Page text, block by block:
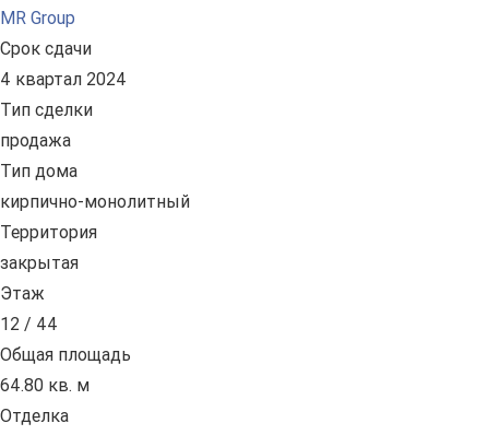
MR Group
Срок сдачи
4 квартал 2024
Тип сделки
продажа
Тип дома
кирпично-монолитный
Территория
закрытая
Этаж
12 / 44
Общая площадь
64.80 кв. м
Отделка